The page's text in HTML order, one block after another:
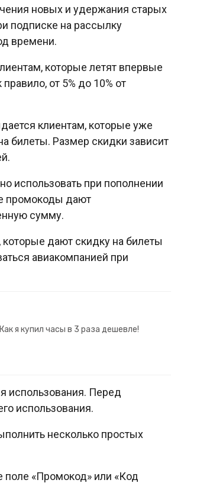
новых и удержания старых
подписке на рассылку
времени.
которые летят впервые
от 5% до 10% от
клиентам, которые уже
билеты. Размер скидки зависит
использовать при пополнении
промокоды дают
сумму.
дают скидку на билеты
авиакомпанией при
Как я купил часы в 3 раза дешевле!
использования. Перед
использования.
несколько простых
поле «Промокод» или «Код